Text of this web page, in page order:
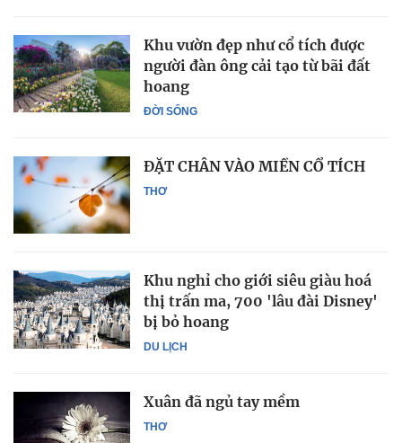
ĐỜI SỐNG
Khu vườn đẹp như cổ tích được
người đàn ông cải tạo từ bãi đất
hoang
THƠ
ĐẶT CHÂN VÀO MIỀN CỔ TÍCH
DU LỊCH
Khu nghỉ cho giới siêu giàu hoá
thị trấn ma, 700 'lâu đài Disney'
bị bỏ hoang
THƠ
Xuân đã ngủ tay mềm